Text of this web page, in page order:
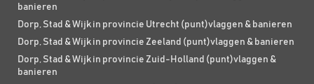
banieren
Dorp, Stad & Wijk in provincie Utrecht (punt)vlaggen & banieren
Dorp, Stad & Wijk in provincie Zeeland (punt)vlaggen & banieren
Dorp, Stad & Wijk in provincie Zuid-Holland (punt)vlaggen &
banieren